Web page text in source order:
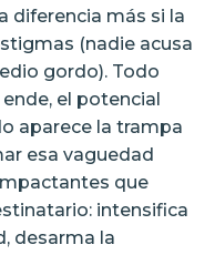
diferencia más si la
(nadie acusa
gordo). Todo
el potencial
aparece la trampa
esa vaguedad
que
intensifica
desarma la